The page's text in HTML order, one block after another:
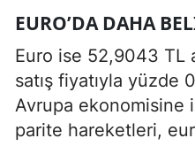
EURO’DA DAHA
Euro ise 52,9043 TL
satış fiyatıyla yüzde
Avrupa ekonomisine
parite hareketleri,